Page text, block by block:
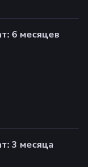
6 месяцев
3 месяца